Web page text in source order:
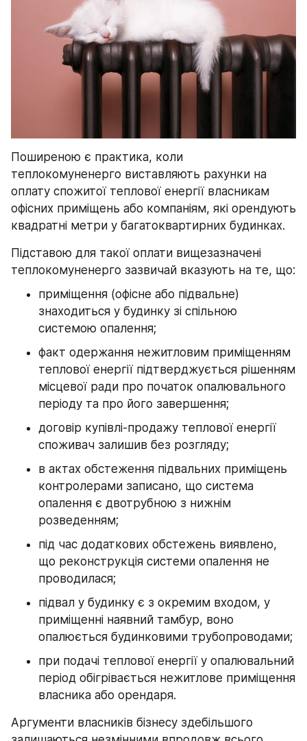
Поширеною є практика, коли
теплокомуненерго виставляють рахунки на
оплату спожитої теплової енергії власникам
офісних приміщень або компаніям, які орендують
квадратні метри у багатоквартирних будинках.
Підставою для такої оплати вищезазначені
теплокомуненерго зазвичай вказують на те, що:
приміщення (офісне або підвальне)
знаходиться у будинку зі спільною
системою опалення;
факт одержання нежитловим приміщенням
теплової енергії підтверджується рішенням
місцевої ради про початок опалювального
періоду та про його завершення;
договір купівлі-продажу теплової енергії
споживач залишив без розгляду;
в актах обстеження підвальних приміщень
контролерами записано, що система
опалення є двотрубною з нижнім
розведенням;
під час додаткових обстежень виявлено,
що реконструкція системи опалення не
проводилася;
підвал у будинку є з окремим входом, у
приміщенні наявний тамбур, воно
опалюється будинковими трубопроводами;
при подачі теплової енергії у опалювальний
період обігрівається нежитлове приміщення
власника або орендаря.
Аргументи власників бізнесу здебільшого